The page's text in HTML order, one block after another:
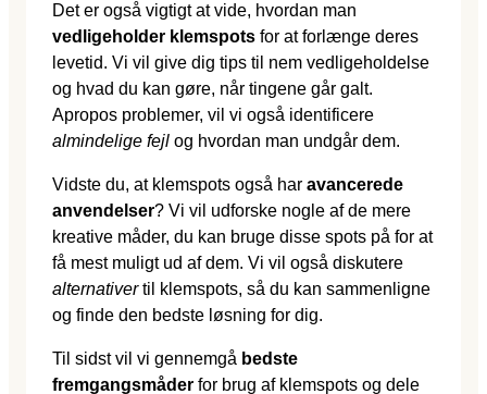
Det er også vigtigt at vide, hvordan man
vedligeholder klemspots for at forlænge deres
levetid. Vi vil give dig tips til nem vedligeholdelse
og hvad du kan gøre, når tingene går galt.
Apropos problemer, vil vi også identificere
almindelige fejl og hvordan man undgår dem.
Vidste du, at klemspots også har avancerede
anvendelser? Vi vil udforske nogle af de mere
kreative måder, du kan bruge disse spots på for at
få mest muligt ud af dem. Vi vil også diskutere
alternativertil klemspots, så du kan sammenligne
og finde den bedste løsning for dig.
Til sidst vil vi gennemgå bedste
fremgangsmåder for brug af klemspots og dele